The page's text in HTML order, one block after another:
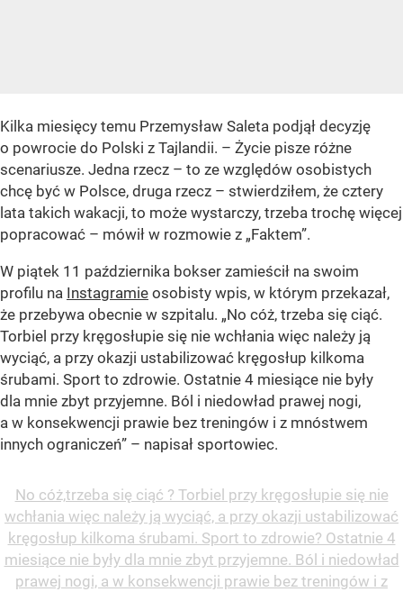
Kilka miesięcy temu Przemysław Saleta podjął decyzję
o powrocie do Polski z Tajlandii. – Życie pisze różne
scenariusze. Jedna rzecz – to ze względów osobistych
chcę być w Polsce, druga rzecz – stwierdziłem, że cztery
lata takich wakacji, to może wystarczy, trzeba trochę więcej
popracować – mówił w rozmowie z „Faktem”.
W piątek 11 października bokser zamieścił na swoim
profilu na Instagramie osobisty wpis, w którym przekazał,
że przebywa obecnie w szpitalu. „No cóż, trzeba się ciąć.
Torbiel przy kręgosłupie się nie wchłania więc należy ją
wyciąć, a przy okazji ustabilizować kręgosłup kilkoma
śrubami. Sport to zdrowie. Ostatnie 4 miesiące nie były
dla mnie zbyt przyjemne. Ból i niedowład prawej nogi,
a w konsekwencji prawie bez treningów i z mnóstwem
innych ograniczeń” – napisał sportowiec.
No cóż,trzeba się ciąć ? Torbiel przy kręgosłupie się nie
wchłania więc należy ją wyciąć, a przy okazji ustabilizować
kręgosłup kilkoma śrubami. Sport to zdrowie? Ostatnie 4
miesiące nie były dla mnie zbyt przyjemne. Ból i niedowład
prawej nogi, a w konsekwencji prawie bez treningów i z